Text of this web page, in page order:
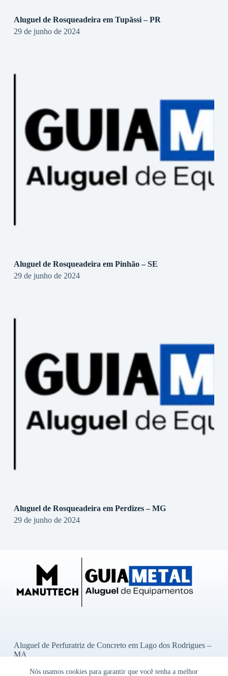
Nós usamos cookies para garantir que você tenha a melhor
Aluguel de Rosqueadeira em Tupãssi – PR
29 de junho de 2024
Aluguel de Rosqueadeira em Pinhão – SE
29 de junho de 2024
Aluguel de Rosqueadeira em Perdizes – MG
29 de junho de 2024
Aluguel de Perfuratriz de Concreto em Lago dos Rodrigues –
MA
Aluguel de Perfuratriz de Concreto em Bady Bassitt – SP